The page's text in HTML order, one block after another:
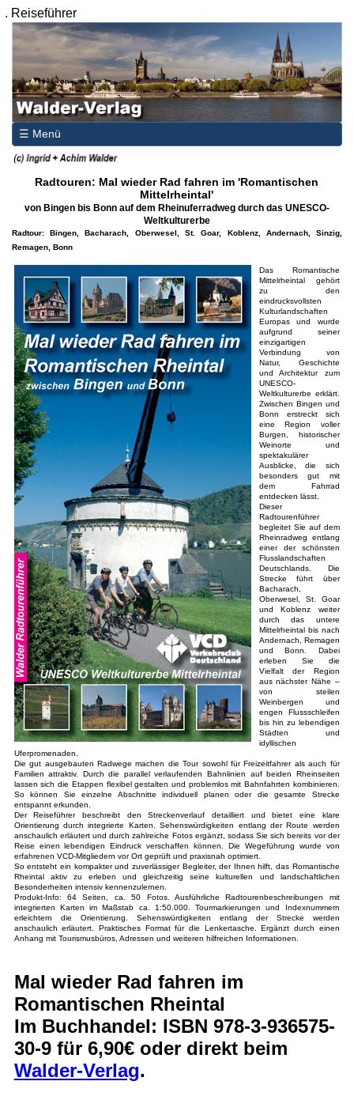
. Reiseführer
☰ Menü
Radtouren: Mal wieder Rad fahren im 'Romantischen
Mittelrheintal'
von Bingen bis Bonn auf dem Rheinuferradweg durch das UNESCO-
Weltkulturerbe
Radtour: Bingen, Bacharach, Oberwesel, St. Goar, Koblenz, Andernach, Sinzig,
Remagen, Bonn
Das Romantische
Mittelrheintal gehört
zu den
eindrucksvollsten
Kulturlandschaften
Europas und wurde
aufgrund seiner
einzigartigen
Verbindung von
Natur, Geschichte
und Architektur zum
UNESCO-
Weltkulturerbe erklärt.
Zwischen Bingen und
Bonn erstreckt sich
eine Region voller
Burgen, historischer
Weinorte und
spektakulärer
Ausblicke, die sich
besonders gut mit
dem Fahrrad
entdecken lässt.
Dieser
Radtourenführer
begleitet Sie auf dem
Rheinradweg entlang
einer der schönsten
Flusslandschaften
Deutschlands. Die
Strecke führt über
Bacharach,
Oberwesel, St. Goar
und Koblenz weiter
durch das untere
Mittelrheintal bis nach
Andernach, Remagen
und Bonn. Dabei
erleben Sie die
Vielfalt der Region
aus nächster Nähe –
von steilen
Weinbergen und
engen Flussschleifen
bis hin zu lebendigen
Städten und
idyllischen
Uferpromenaden.
Die gut ausgebauten Radwege machen die Tour sowohl für Freizeitfahrer als auch für
Familien attraktiv. Durch die parallel verlaufenden Bahnlinien auf beiden Rheinseiten
lassen sich die Etappen flexibel gestalten und problemlos mit Bahnfahrten kombinieren.
So können Sie einzelne Abschnitte individuell planen oder die gesamte Strecke
entspannt erkunden.
Der Reiseführer beschreibt den Streckenverlauf detailliert und bietet eine klare
Orientierung durch integrierte Karten. Sehenswürdigkeiten entlang der Route werden
anschaulich erläutert und durch zahlreiche Fotos ergänzt, sodass Sie sich bereits vor der
Reise einen lebendigen Eindruck verschaffen können. Die Wegeführung wurde von
erfahrenen VCD-Mitgliedern vor Ort geprüft und praxisnah optimiert.
So entsteht ein kompakter und zuverlässiger Begleiter, der Ihnen hilft, das Romantische
Rheintal aktiv zu erleben und gleichzeitig seine kulturellen und landschaftlichen
Besonderheiten intensiv kennenzulernen.
Produkt-Info: 64 Seiten, ca. 50 Fotos. Ausführliche Radtourenbeschreibungen mit
integrierten Karten im Maßstab ca. 1:50.000. Tourmarkierungen und Indexnummern
erleichtern die Orientierung. Sehenswürdigkeiten entlang der Strecke werden
anschaulich erläutert. Praktisches Format für die Lenkertasche. Ergänzt durch einen
Anhang mit Tourismusbüros, Adressen und weiteren hilfreichen Informationen.
Mal wieder Rad fahren im
Romantischen Rheintal
Im Buchhandel: ISBN 978-3-936575-
30-9 für 6,90€ oder direkt beim
Walder-Verlag.